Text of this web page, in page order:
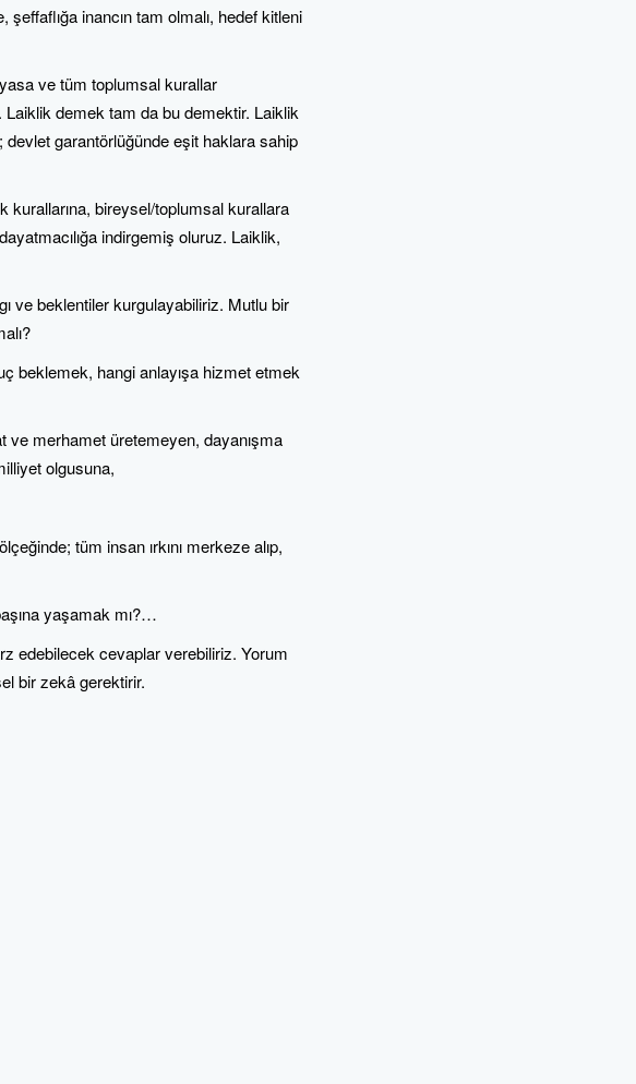
inancın tam olmalı, hedef kitleni
ve tüm toplumsal kurallar
demek tam da bu demektir. Laiklik
devlet garantörlüğünde eşit haklara sahip
kurallarına, bireysel/toplumsal kurallara
indirgemiş oluruz. Laiklik,
ve beklentiler kurgulayabiliriz. Mutlu bir
beklemek, hangi anlayışa hizmet etmek
ve merhamet üretemeyen, dayanışma
olgusuna,
tüm insan ırkını merkeze alıp,
yaşamak mı?…
edebilecek cevaplar verebiliriz. Yorum
bir zekâ gerektirir.